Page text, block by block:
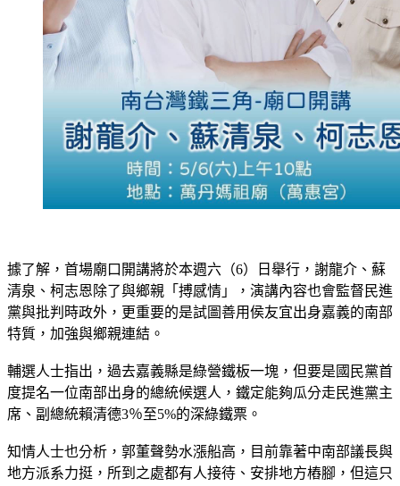
據了解，首場廟口開講將於本週六（6）日舉行，謝龍介、蘇
清泉、柯志恩除了與鄉親「搏感情」，演講內容也會監督民進
黨與批判時政外，更重要的是試圖善用侯友宜出身嘉義的南部
輔選人士指出，過去嘉義縣是綠營鐵板一塊，但要是國民黨首
度提名一位南部出身的總統候選人，鐵定能夠瓜分走民進黨主
知情人士也分析，郭董聲勢水漲船高，目前靠著中南部議長與